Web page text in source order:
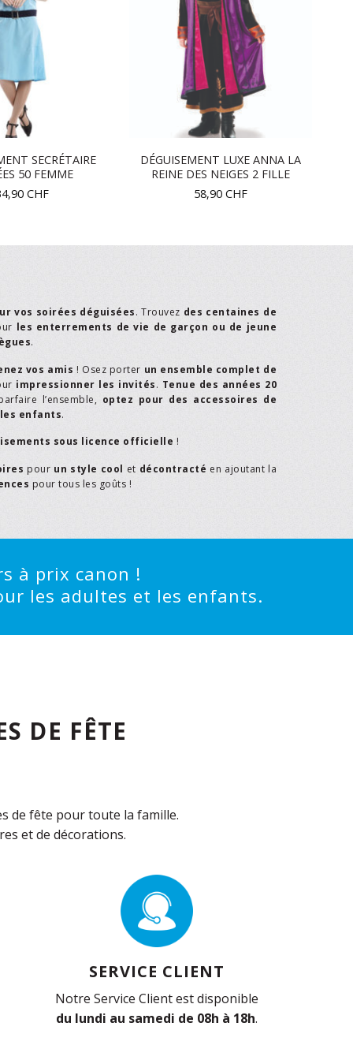
SECRÉTAIRE
50 FEMME
CHF
DÉGUISEMENT LUXE ANNA LA
REINE DES NEIGES 2 FILLE
58,90 CHF
vos soirées déguisées. Trouvez des centaines de
les enterrements de vie de garçon ou de jeune
.
vos amis ! Osez porter un ensemble complet de
impressionner les invités. Tenue des années 20
l’ensemble, optez pour des accessoires de
les enfants.
sous licence officielle !
pour un style cool et décontracté en ajoutant la
pour tous les goûts !
à prix canon !
les adultes et les enfants.
DE FÊTE
de fête pour toute la famille.
et de décorations.
SERVICE CLIENT
Notre Service Client est disponible
du lundi au samedi de 08h à 18h.